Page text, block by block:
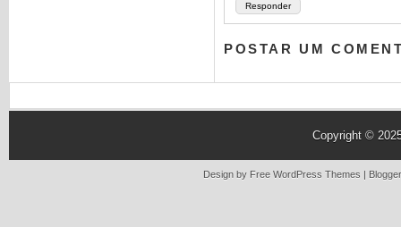
Responder
POSTAR UM
Copyright ©
Design by Free WordPress Themes |